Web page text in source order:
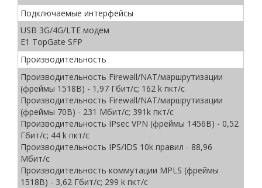
Подключаемые интерфейсы
USB 3G/4G/LTE модем
E1 TopGate SFP
Производительность
Производительность Firewall/NAT/маршрутизации
(фреймы 1518B) - 1,97 Гбит/c; 162 k пкт/с
Производительность Firewall/NAT/маршрутизации
(фреймы 70B) - 231 Мбит/c; 391k пкт/c
Производительность IPsec VPN (фреймы 1456B) - 0,52
Гбит/c; 44 k пкт/с
Производительность IPS/IDS 10k правил - 88,96
Мбит/c
Производительность коммутации MPLS (фреймы
1518B) - 3,62 Гбит/c; 299 k пкт/c